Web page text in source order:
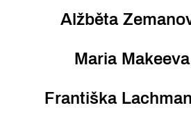
Alžběta
Maria Makeeva
Františka